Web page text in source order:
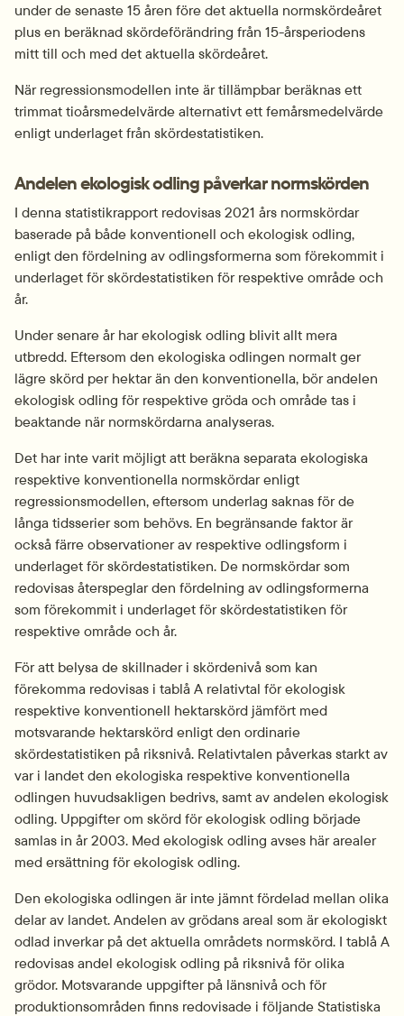
under de senaste 15 åren före det aktuella normskördeåret
plus en beräknad skördeförändring från 15-årsperiodens
mitt till och med det aktuella skördeåret.
När regressionsmodellen inte är tillämpbar beräknas ett
trimmat tioårsmedelvärde alternativt ett femårsmedelvärde
enligt underlaget från skördestatistiken.
Andelen ekologisk odling påverkar normskörden
I denna statistikrapport redovisas 2021 års normskördar
baserade på både konventionell och ekologisk odling,
enligt den fördelning av odlingsformerna som förekommit i
underlaget för skördestatistiken för respektive område och
år.
Under senare år har ekologisk odling blivit allt mera
utbredd. Eftersom den ekologiska odlingen normalt ger
lägre skörd per hektar än den konventionella, bör andelen
ekologisk odling för respektive gröda och område tas i
beaktande när normskördarna analyseras.
Det har inte varit möjligt att beräkna separata ekologiska
respektive konventionella normskördar enligt
regressionsmodellen, eftersom underlag saknas för de
långa tidsserier som behövs. En begränsande faktor är
också färre observationer av respektive odlingsform i
underlaget för skördestatistiken. De normskördar som
redovisas återspeglar den fördelning av odlingsformerna
som förekommit i underlaget för skördestatistiken för
respektive område och år.
För att belysa de skillnader i skördenivå som kan
förekomma redovisas i tablå A relativtal för ekologisk
respektive konventionell hektarskörd jämfört med
motsvarande hektarskörd enligt den ordinarie
skördestatistiken på riksnivå. Relativtalen påverkas starkt av
var i landet den ekologiska respektive konventionella
odlingen huvudsakligen bedrivs, samt av andelen ekologisk
odling. Uppgifter om skörd för ekologisk odling började
samlas in år 2003. Med ekologisk odling avses här arealer
med ersättning för ekologisk odling.
Den ekologiska odlingen är inte jämnt fördelad mellan olika
delar av landet. Andelen av grödans areal som är ekologiskt
odlad inverkar på det aktuella områdets normskörd. I tablå A
redovisas andel ekologisk odling på riksnivå för olika
grödor. Motsvarande uppgifter på länsnivå och för
produktionsområden finns redovisade i följande Statistiska